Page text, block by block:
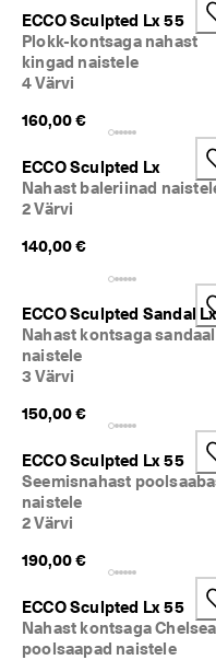
Loo konto
ECCO Sculpted Lx 55
Plokk-kontsaga nahast
kingad naistele
4 Värvi
160,00 €
ECCO Sculpted Lx
Nahast baleriinad
2 Värvi
140,00 €
ECCO Sculpted Sandal
Nahast kontsaga
naistele
3 Värvi
150,00 €
ECCO Sculpted Lx 55
Seemisnahast
naistele
2 Värvi
190,00 €
ECCO Sculpted Lx 55
Nahast kontsaga Chelsea
poolsaapad naistele